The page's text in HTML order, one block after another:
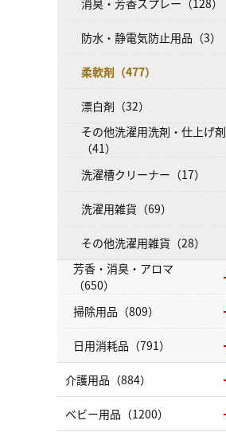
防水・静電気防止用品（3）
柔軟剤（477）
漂白剤（32）
その他洗濯用洗剤・仕上げ剤
（41）
洗濯槽クリーナー（17）
洗濯用雑貨（69）
その他洗濯用雑貨（28）
芳香・消臭・アロマ
（650）
掃除用品（809）
日用消耗品（791）
介護用品（884）
ベビー用品（1200）